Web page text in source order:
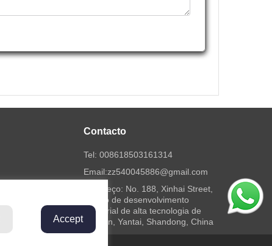
Contacto
Tel: 008618503161314
Email:zz540045886@gmail.com
Endereço: No. 188, Xinhai Street,
distrito de desenvolvimento
industrial de alta tecnologia de
Fushan, Yantai, Shandong, China
Accept